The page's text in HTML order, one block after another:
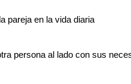
pareja en la vida diaria
persona al lado con sus